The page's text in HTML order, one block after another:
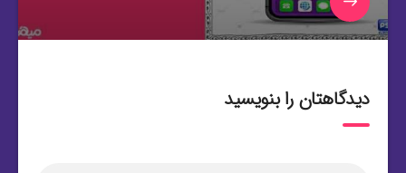
دیدگاهتان را بنویسید